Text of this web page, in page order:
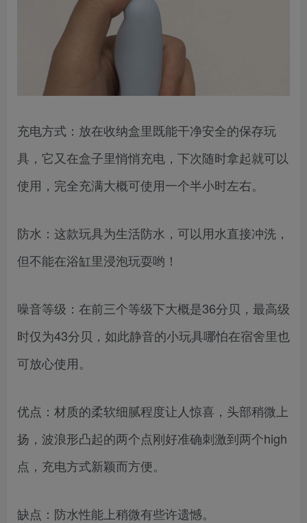
充电方式：放在收纳盒里既能干净安全的保存玩
具，它又在盒子里悄悄充电，下次随时拿起就可以
使用，完全充满大概可使用一个半小时左右。
防水：这款玩具为生活防水，可以用水直接冲洗，
但不能在浴缸里浸泡玩耍哟！
噪音等级：在前三个等级下大概是36分贝，最高级
时仅为43分贝，如此静音的小玩具哪怕在宿舍里也
可放心使用。
优点：材质的柔软细腻程度让人惊喜，头部稍微上
扬，波浪形凸起的两个点刚好准确刺激到两个high
点，充电方式新颖而方便。
缺点：防水性能上稍微有些许遗憾。